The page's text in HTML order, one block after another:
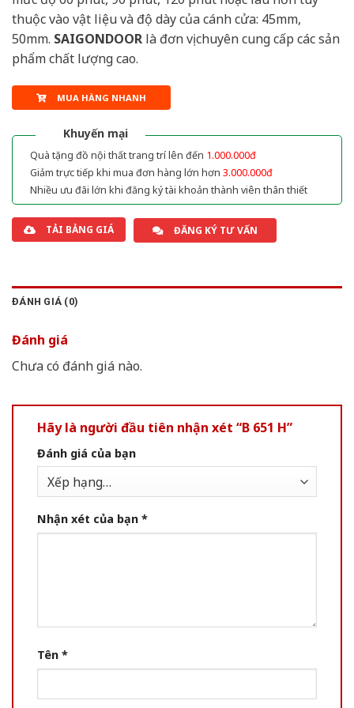
thuộc vào vật liệu và độ dày của cánh cửa: 45mm,
50mm. SAIGONDOOR là đơn vị chuyên cung cấp các sản
phẩm chất lượng cao.
MUA HÀNG NHANH
Khuyến mại
Quà tặng đồ nội thất trang trí lên đến 1.000.000đ
Giảm trực tiếp khi mua đơn hàng lớn hơn 3.000.000đ
Nhiều ưu đãi lớn khi đăng ký tài khoản thành viên thân thiết
TẢI BẢNG GIÁ ĐĂNG KÝ TƯ VẤN
ĐÁNH GIÁ (0)
Đánh giá
Chưa có đánh giá nào.
Hãy là người đầu tiên nhận xét “B 651 H”
Đánh giá của bạn
Nhận xét của bạn *
Tên *